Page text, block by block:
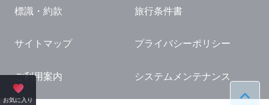
お気に入り ペー
横浜 ホテル
熱海 ホテル
京都 ホテル
国内観光ガイド
旅行・観光情報
標識・約款 旅行条件書
サイトマップ プライバシーポリシー
ご利用案内 システムメンテナンス